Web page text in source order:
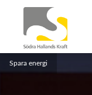
Spara energi